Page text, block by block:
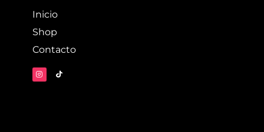
Inicio
Shop
Contacto